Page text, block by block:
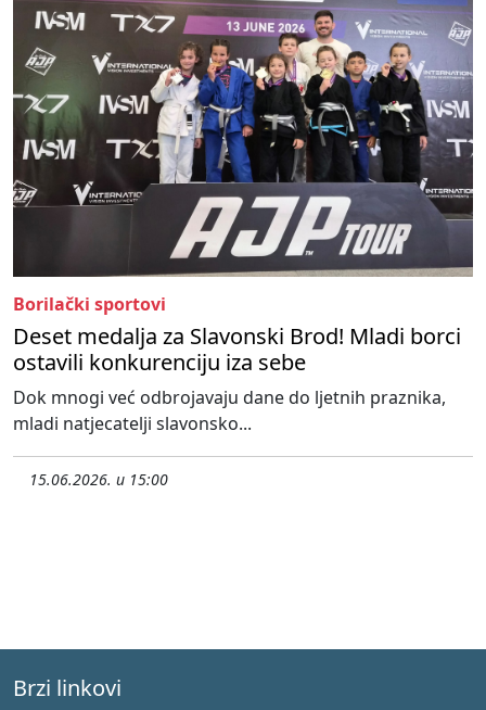
Borilački sportovi
Deset medalja za Slavonski Brod! Mladi borci
ostavili konkurenciju iza sebe
Dok mnogi već odbrojavaju dane do ljetnih praznika,
mladi natjecatelji slavonsko...
15.06.2026. u 15:00
Brzi linkovi